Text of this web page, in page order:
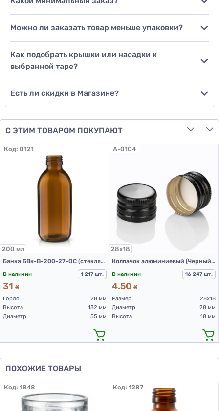
Добавить отзыв
Можно ли заказать товар меньше упаковки?
Как подобрать крышки или насадки к
выбранной таре?
Есть ли скидки в Магазине?
С ЭТИМ ТОВАРОМ ПОКУПАЮТ
Код: 0121
200 мл
Банка БВк-В-200-27-ОС (стеклянные флаконы 200 мл)
В наличии
1 217 шт.
31 ₴
Горло
28 мм
Высота
132 мм
Диаметр
55 мм
A-0104
28х18
Колпачок алюминиевый (Черный с резьбой 28х18 мм)
В наличии
16 247 шт.
4.50 ₴
Размер
28х18
Диаметр
28 мм
Высота
18 мм
ПОХОЖИЕ ТОВАРЫ
Код: 1848 Код: 1287